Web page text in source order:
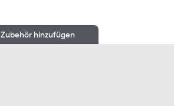
Zubehör hinzufügen